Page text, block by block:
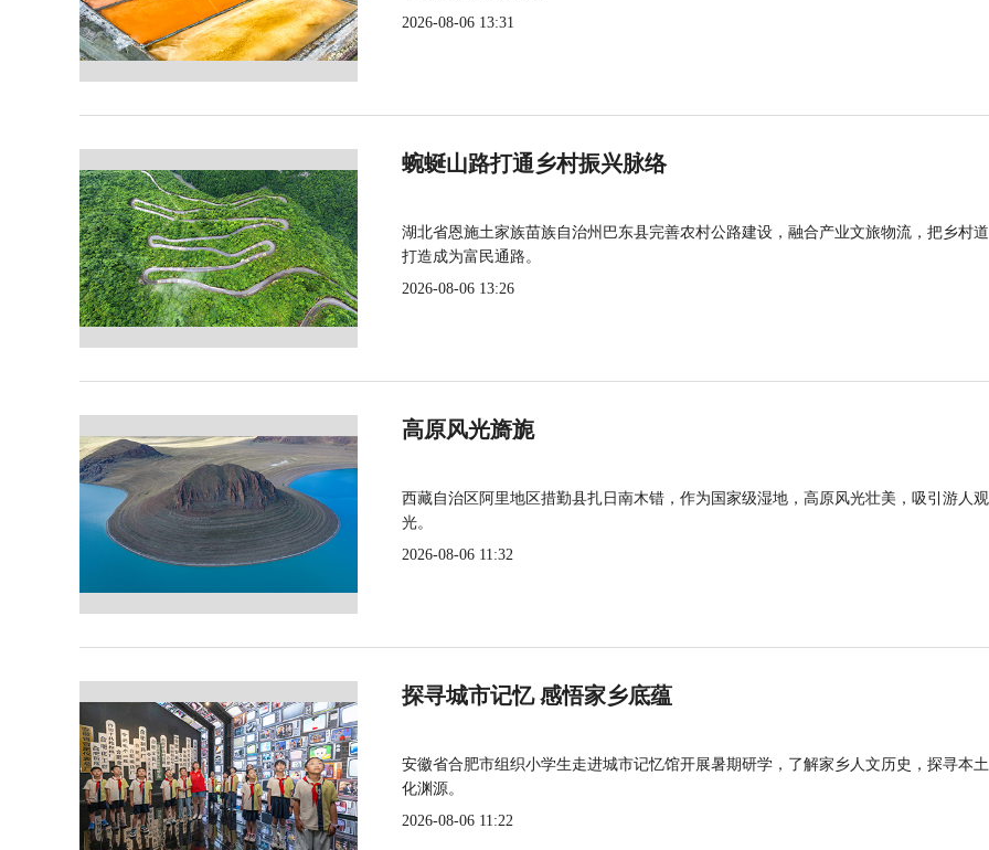
2026-08-06 13:31
蜿蜒山路打通乡村振兴脉络
湖北省恩施土家族苗族自治州巴东县完善农村公路建设，融合产业文旅物流，把乡村
打造成为富民通路。
2026-08-06 13:26
高原风光旖旎
西藏自治区阿里地区措勤县扎日南木错，作为国家级湿地，高原风光壮美，吸引游人观
光。
2026-08-06 11:32
探寻城市记忆 感悟家乡底蕴
安徽省合肥市组织小学生走进城市记忆馆开展暑期研学，了解家乡人文历史，探寻本
化渊源。
2026-08-06 11:22